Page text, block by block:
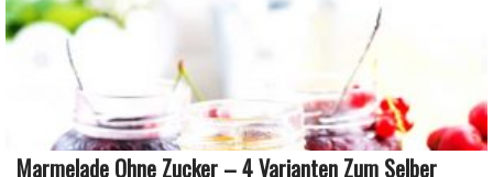
Marmelade Ohne Zucker – 4 Varianten Zum Selber